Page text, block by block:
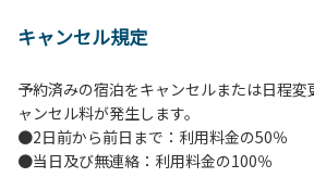
キャンセル規定
予約済みの宿泊をキャンセルまたは日程
ャンセル料が発生します。
●2日前から前日まで：利用料金の50％
●当日及び無連絡：利用料金の100％